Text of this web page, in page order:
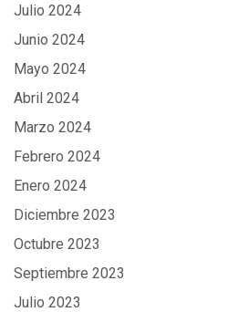
Julio 2024
Junio 2024
Mayo 2024
Abril 2024
Marzo 2024
Febrero 2024
Enero 2024
Diciembre 2023
Octubre 2023
Septiembre 2023
Julio 2023